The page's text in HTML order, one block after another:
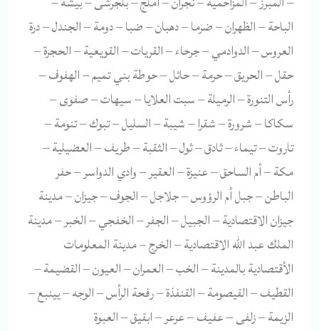
الباحة – الظهران – ضرما – دهبان – ضبا – دومة – الجندل – درة
العروس – الدوادمي – جرحاء – القريات – القويعية – الحجرة –
حقل – الحريق – حرمة – حائل – حوطة بني تميم – الهفوف –
رأس التنورة – الرميلة – سبت العلايا – سيهات – صفوى –
سكاكا – شرورة – شقرا – شيبة – السليل – تبوك – تنومة –
تاروت – تيماء – ثادق – ثول – الثقبة – طريف – العضيلية –
مكة – أم الساحق – عنيزة – العقير – وادي الدواسر – حفر
الباطن – جبل أم الرؤوس – جلاجل – الجوف – جيزان – مدينة
جيزان الاقتصادية – الجبيل – الجفر – الخفجي – الخبر – مدينة
الملك عبد الله الاقتصادية – الخرج – مدينة المعلومات
الأقتصادية بالمدينة – الخب – العمران – العيون – القضيمة –
القطيف – القيصومة – القنفذة – رفحة الرأس – الوجه – يينبع –
الزيمة – زلفى – عفيف – عرعر – ابقيق – العبوة